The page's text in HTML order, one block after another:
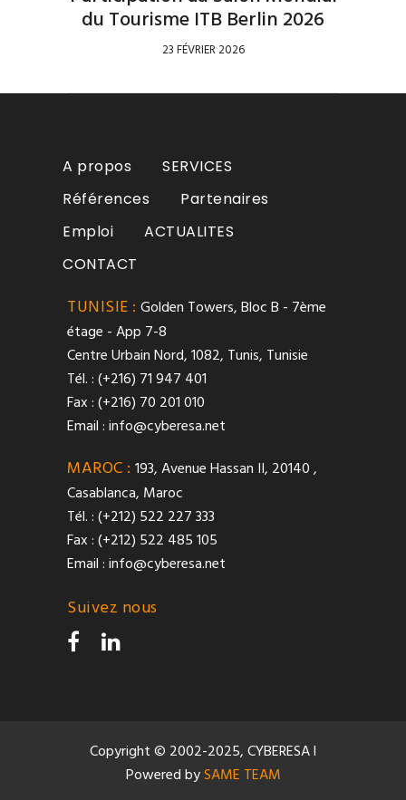
du Tourisme ITB Berlin 2026
23 FÉVRIER 2026
A propos
SERVICES
Références
Partenaires
Emploi
ACTUALITES
CONTACT
TUNISIE : Golden Towers, Bloc B - 7ème
étage - App 7-8
Centre Urbain Nord, 1082, Tunis, Tunisie
Tél. : (+216) 71 947 401
Fax : (+216) 70 201 010
Email :info@cyberesa.net
MAROC : 193, Avenue Hassan II, 20140 ,
Casablanca, Maroc
Tél. : (+212) 522 227 333
Fax : (+212) 522 485 105
Email :info@cyberesa.net
Suivez nous
Copyright © 2002-2025, CYBERESA l
Powered bySAME TEAM